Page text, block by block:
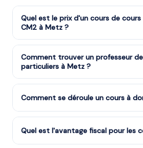
Quel est le prix d'un cours de
CM2 à Metz ?
Les cours de cours particuliers
à partir de 16,00€/h après
32€/h avant déduction). La mise en
prof.fr est gratuite.
Comment trouver un professeur
particuliers à Metz ?
Remplissez notre formulaire en 2
vous met en relation avec notre
d'une heure. Service gratuit et sans
Comment se déroule un cours à
Le professeur arrive à votre
le matériel nécessaire. La séance
Quel est l'avantage fiscal pour les